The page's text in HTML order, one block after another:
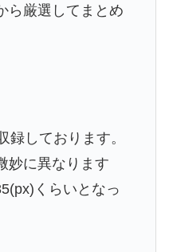
ら厳選してまとめ
録しております。
妙に異なります
くらいとなっ